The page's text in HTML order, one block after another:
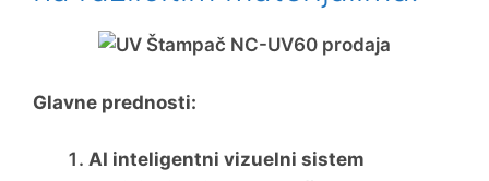
Glavne prednosti:
AI inteligentni vizuelni sistem